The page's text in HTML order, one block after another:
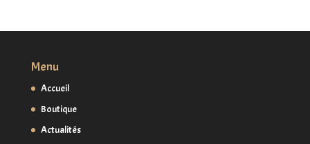
Menu
Accueil
Boutique
Actualités